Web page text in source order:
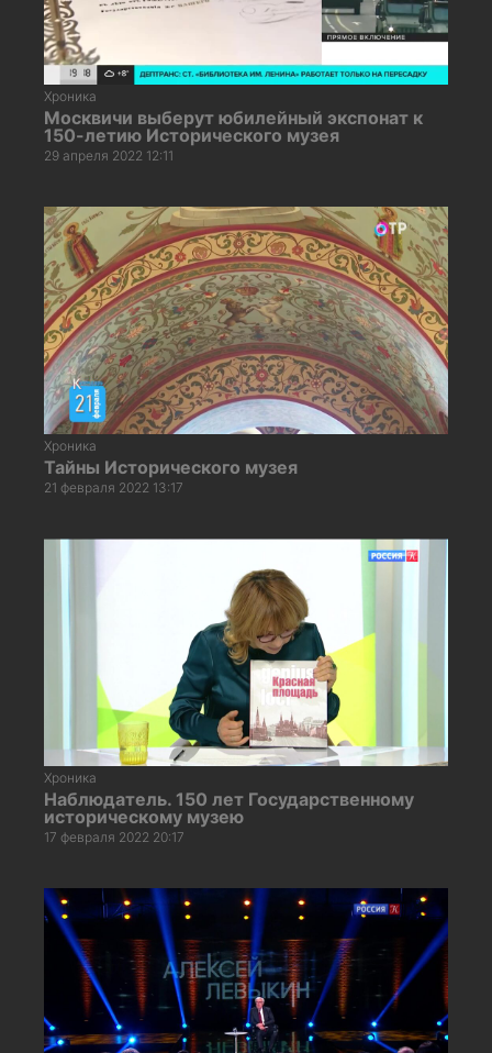
Хроника
Москвичи выберут юбилейный экспонат к
150-летию Исторического музея
29 апреля 2022 12:11
Хроника
Тайны Исторического музея
21 февраля 2022 13:17
Хроника
Наблюдатель. 150 лет Государственному
историческому музею
17 февраля 2022 20:17